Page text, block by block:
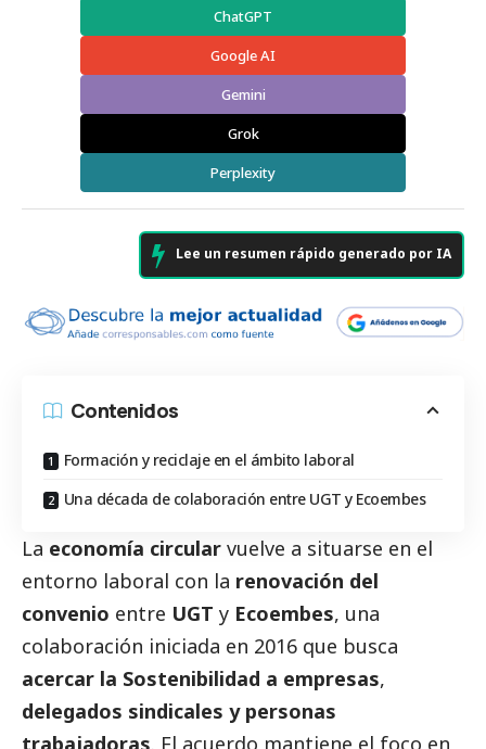
ChatGPT
Google AI
Gemini
Grok
Perplexity
Lee un resumen rápido generado por IA
Contenidos
Formación y reciclaje en el ámbito laboral
Una década de colaboración entre UGT y Ecoembes
La economía circular vuelve a situarse en el
entorno laboral con la renovación del
convenio entre UGT y Ecoembes, una
colaboración iniciada en 2016 que busca
acercar la Sostenibilidad a empresas,
delegados sindicales y personas
trabajadoras. El acuerdo mantiene el foco en